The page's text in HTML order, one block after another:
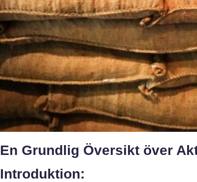
En Grundlig Översikt över
Introduktion: